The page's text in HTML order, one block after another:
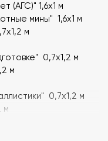
(АГС)" 1,6х1 м
мины" 1,6х1 м
м
0,7х1,2 м
м
0,7х1,2 м
м